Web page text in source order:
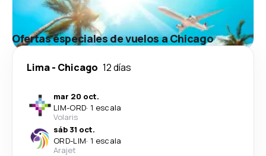
Ofertas especiales de vuelos a Chicago
Lima- Chicago 12 días
mar 20 oct.
LIM-ORD· 1 escala
Volaris
sáb 31 oct.
ORD-LIM· 1 escala
Arajet